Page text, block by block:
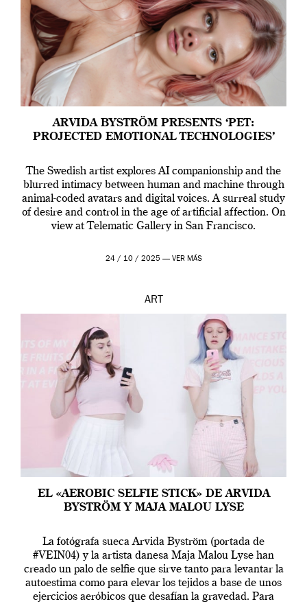
ARVIDA BYSTRÖM PRESENTS ‘PET:
PROJECTED EMOTIONAL TECHNOLOGIES’
The Swedish artist explores AI companionship and the
blurred intimacy between human and machine through
animal-coded avatars and digital voices. A surreal study
of desire and control in the age of artificial affection. On
view at Telematic Gallery in San Francisco.
24 / 10 / 2025 — VER MÁS
ART
EL «AEROBIC SELFIE STICK» DE ARVIDA
BYSTRÖM Y MAJA MALOU LYSE
La fotógrafa sueca Arvida Byström (portada de
#VEIN04) y la artista danesa Maja Malou Lyse han
creado un palo de selfie que sirve tanto para levantar la
autoestima como para elevar los tejidos a base de unos
ejercicios aeróbicos que desafían la gravedad. Para